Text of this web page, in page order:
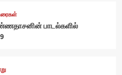
பாடல்களில்